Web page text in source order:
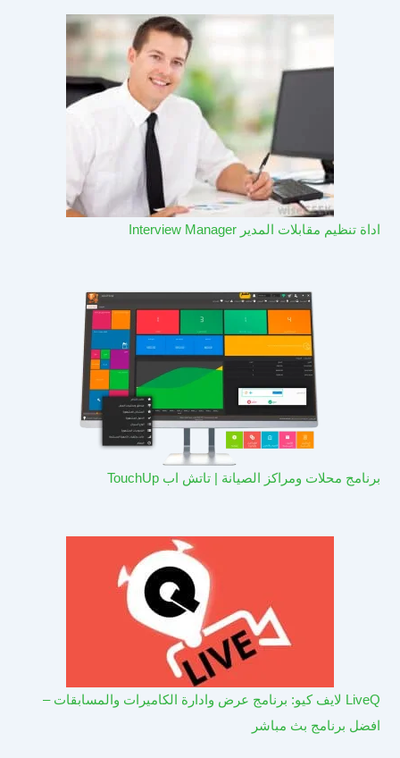
اداة تنظيم مقابلات المدير Interview Manager
برنامج محلات ومراكز الصيانة | تاتش اب TouchUp
LiveQ لايف كيو: برنامج عرض وادارة الكاميرات والمسابقات –
افضل برنامج بث مباشر